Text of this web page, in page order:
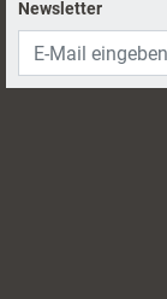
Newsletter